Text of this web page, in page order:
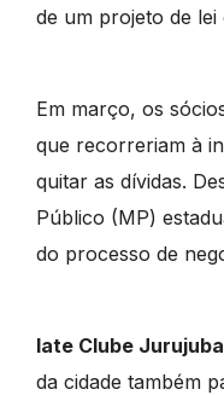
de um projeto de lei
Em março, os
que recorreriam à
quitar as dívidas.
Público (MP)
do processo de
Iate Clube
da cidade também